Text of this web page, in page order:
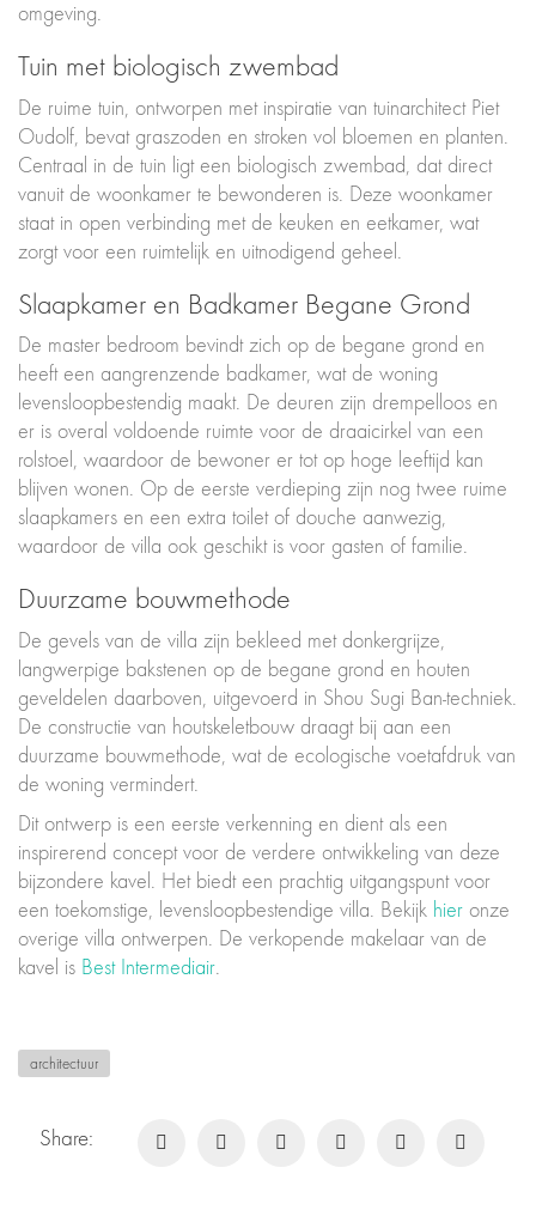
omgeving.
Tuin met biologisch zwembad
De ruime tuin, ontworpen met inspiratie van tuinarchitect Piet
Oudolf, bevat graszoden en stroken vol bloemen en planten.
Centraal in de tuin ligt een biologisch zwembad, dat direct
vanuit de woonkamer te bewonderen is. Deze woonkamer
staat in open verbinding met de keuken en eetkamer, wat
zorgt voor een ruimtelijk en uitnodigend geheel.
Slaapkamer en Badkamer Begane Grond
De master bedroom bevindt zich op de begane grond en
heeft een aangrenzende badkamer, wat de woning
levensloopbestendig maakt. De deuren zijn drempelloos en
er is overal voldoende ruimte voor de draaicirkel van een
rolstoel, waardoor de bewoner er tot op hoge leeftijd kan
blijven wonen. Op de eerste verdieping zijn nog twee ruime
slaapkamers en een extra toilet of douche aanwezig,
waardoor de villa ook geschikt is voor gasten of familie.
Duurzame bouwmethode
De gevels van de villa zijn bekleed met donkergrijze,
langwerpige bakstenen op de begane grond en houten
geveldelen daarboven, uitgevoerd in Shou Sugi Ban-techniek.
De constructie van houtskeletbouw draagt bij aan een
duurzame bouwmethode, wat de ecologische voetafdruk van
de woning vermindert.
Dit ontwerp is een eerste verkenning en dient als een
inspirerend concept voor de verdere ontwikkeling van deze
bijzondere kavel. Het biedt een prachtig uitgangspunt voor
een toekomstige, levensloopbestendige villa. Bekijk hier onze
overige villa ontwerpen. De verkopende makelaar van de
kavel is Best Intermediair.
architectuur
Share: